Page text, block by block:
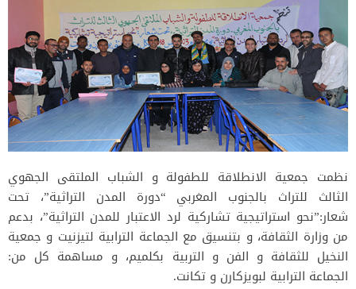
نظمت جمعية الانطلاقة للطفولة و الشباب الملتقى الجهوي
الثالث للتراث بالجنوب المغربي “دورة المدن التراثية”، تحت
شعار:”نحو استراتيجية تشاركية لرد الاعتبار للمدن التراثية”، بدعم
من وزارة الثقافة، و بتنسيق مع الجماعة الترابية لتيزنيت و جمعية
النخيل للثقافة و الفن و التربية بكلميم، و مساهمة كل من:
الجماعة الترابية لبويزكارن و تكانت.